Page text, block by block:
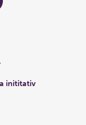
inititativ